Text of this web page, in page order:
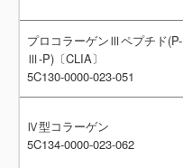
プロコラーゲンⅢペプチド(P-
Ⅲ-P)〔CLIA〕
5C130-0000-023-051
Ⅳ型コラーゲン
5C134-0000-023-062
プロコラーゲンⅢペプチド(P-
Ⅲ-P)〔CLIA〕
5C130-0000-023-051
Ⅳ型コラーゲン
5C134-0000-023-062